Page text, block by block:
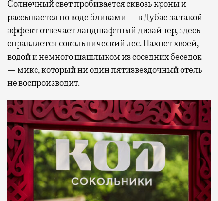
Солнечный свет пробивается сквозь кроны и
рассыпается по воде бликами — в Дубае за такой
эффект отвечает ландшафтный дизайнер, здесь
справляется сокольнический лес. Пахнет хвоей,
водой и немного шашлыком из соседних беседок
— микс, который ни один пятизвездочный отель
не воспроизводит.